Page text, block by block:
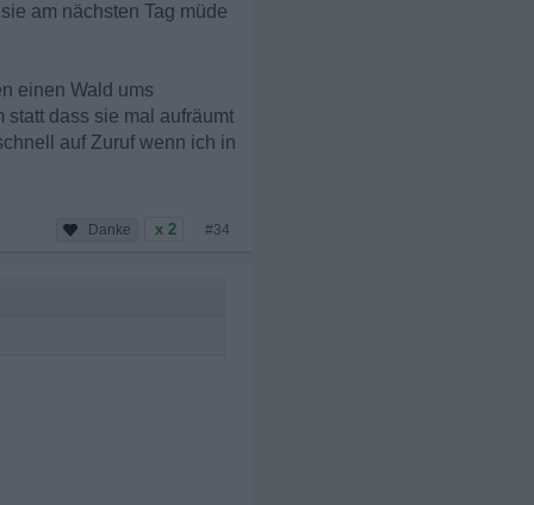
am nächsten Tag müde
einen Wald ums
dass sie mal aufräumt
auf Zuruf wenn ich in
x 2 #34